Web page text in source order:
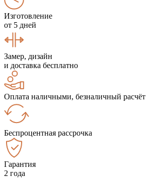
Изготовление
от 5 дней
Замер, дизайн
и доставка бесплатно
Оплата наличными, безналичный расчёт
Беспроцентная рассрочка
Гарантия
2 года